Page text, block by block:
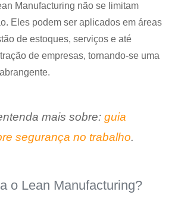
Manufacturing não se limitam
Eles podem ser aplicados em áreas
de estoques, serviços e até
de empresas, tornando-se uma
mais sobre: guia
segurança no trabalho.
o Lean Manufacturing?